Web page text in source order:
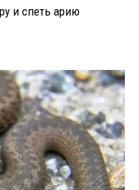
и спеть арию